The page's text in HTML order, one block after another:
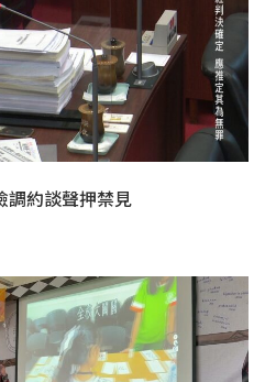
調約談聲押禁見